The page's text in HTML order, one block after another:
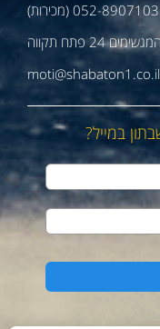
052-8907103 (מכירות)
במייל?